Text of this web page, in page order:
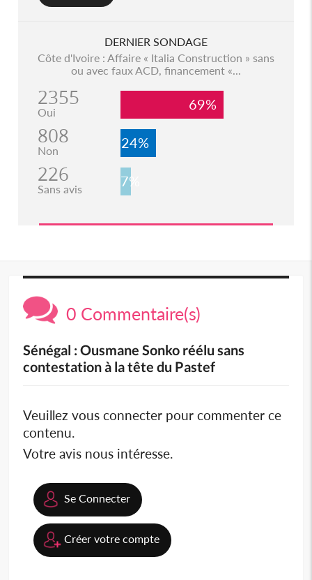
DERNIER SONDAGE
Côte d'Ivoire : Affaire « Italia Construction » sans
ou avec faux ACD, financement «...
2355
Oui 69%
808
Non 24%
226
Sans avis 7%
0 Commentaire(s)
Sénégal : Ousmane Sonko réélu sans
contestation à la tête du Pastef
Veuillez vous connecter pour commenter ce
contenu.
Votre avis nous intéresse.
Se Connecter
Créer votre compte